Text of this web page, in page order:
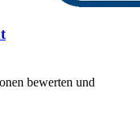
bewerten und